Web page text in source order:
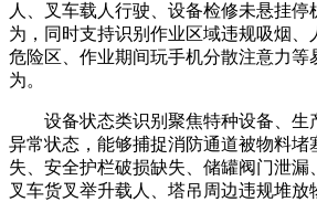
人、叉车载人行驶、设备检修未悬挂
为，同时支持识别作业区域违规吸烟、
危险区、作业期间玩手机分散注意力等
为。
设备状态类识别聚焦特种设备、生
异常状态，能够捕捉消防通道被物料堵
失、安全护栏破损缺失、储罐阀门泄漏
叉车货叉举升载人、塔吊周边违规堆放